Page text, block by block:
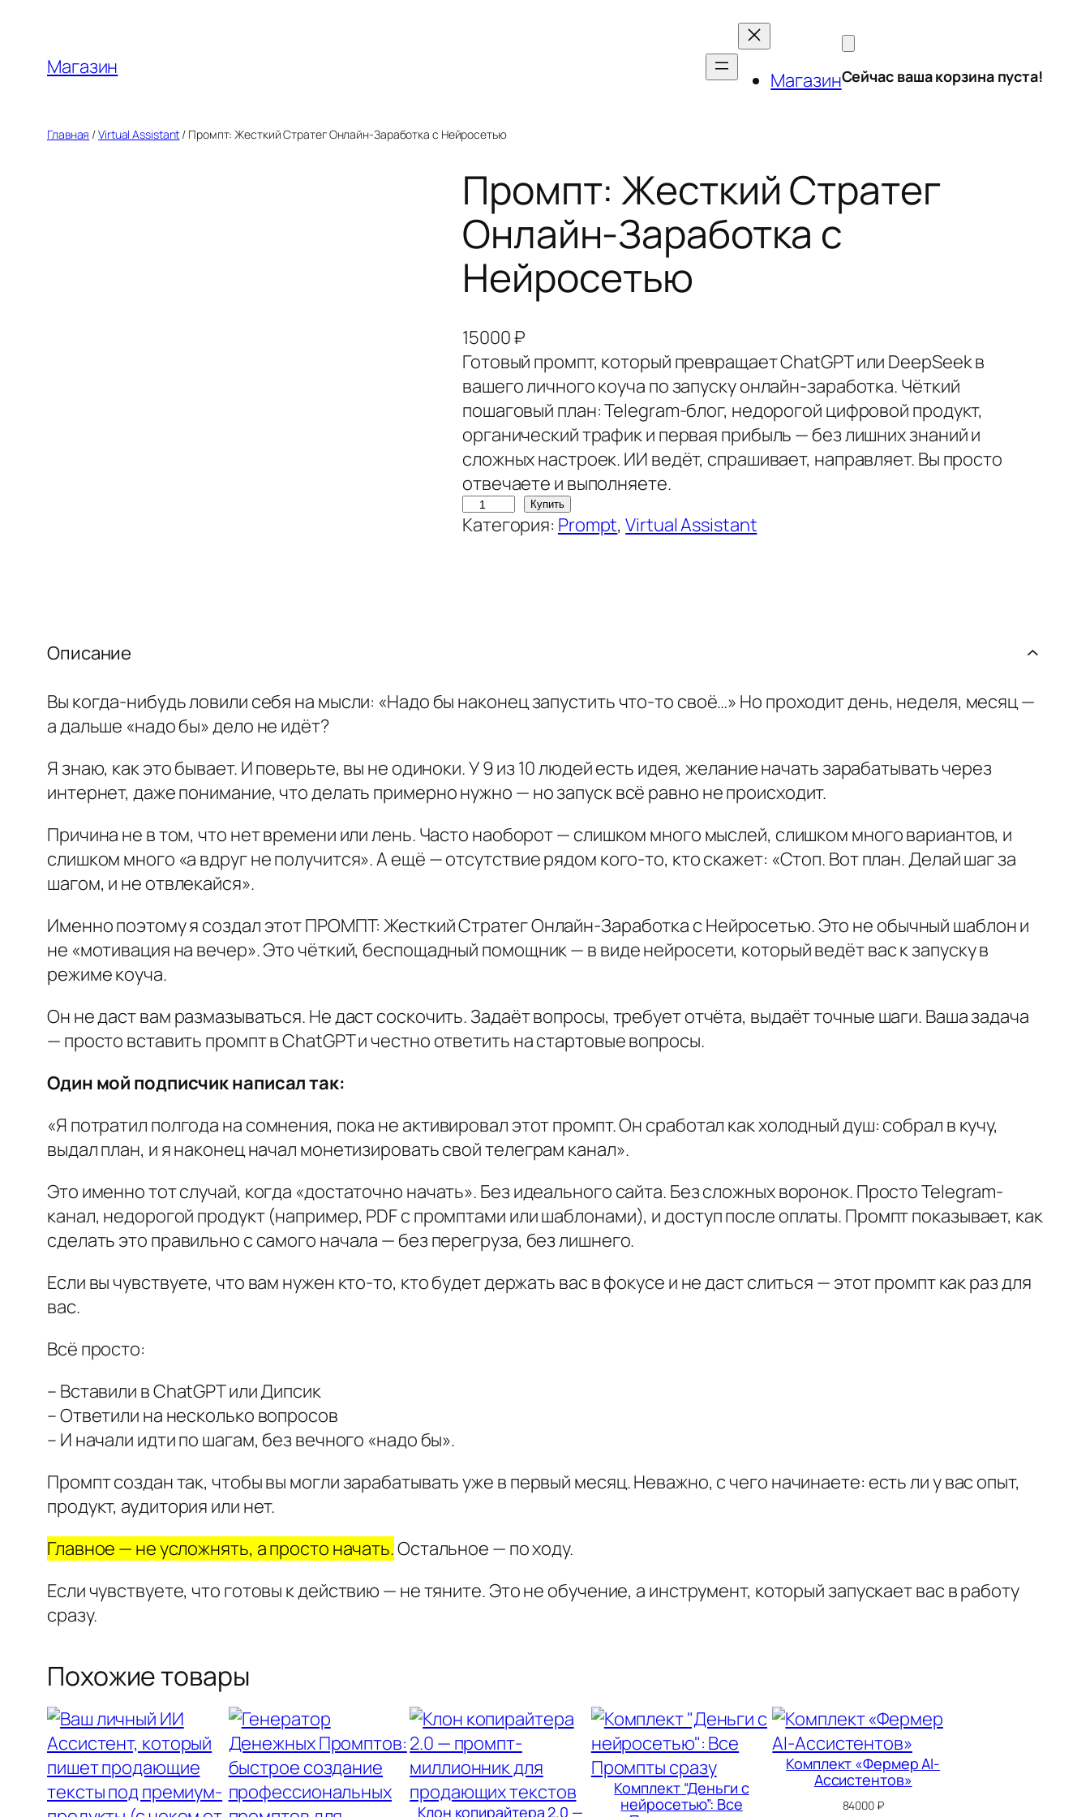
содержимому
Магазин
МагазинСейчас ваша корзина пуста!
Главная /Virtual Assistant / Промпт: Жесткий Стратег Онлайн-Заработка с Нейросетью
Промпт: Жесткий Стратег
Онлайн-Заработка с
Нейросетью
15000₽
Готовый промпт, который превращает ChatGPT или DeepSeek в
вашего личного коуча по запуску онлайн-заработка. Чёткий
пошаговый план: Telegram-блог, недорогой цифровой продукт,
органический трафик и первая прибыль — без лишних знаний и
сложных настроек. ИИ ведёт, спрашивает, направляет. Вы просто
отвечаете и выполняете.
К
о
в
о
в
р
а
р
о
т
:
с
т
к
и
й
С
р
а
-
а
т
к
а
с
Купить
Категория: Prompt, Virtual Assistant
Описание
Вы когда-нибудь ловили себя на мысли: «Надо бы наконец запустить что-то своё…» Но проходит день, неделя, месяц —
а дальше «надо бы» дело не идёт?
Я знаю, как это бывает. И поверьте, вы не одиноки. У 9 из 10 людей есть идея, желание начать зарабатывать через
интернет, даже понимание, что делать примерно нужно — но запуск всё равно не происходит.
Причина не в том, что нет времени или лень. Часто наоборот — слишком много мыслей, слишком много вариантов, и
слишком много «а вдруг не получится». А ещё — отсутствие рядом кого-то, кто скажет: «Стоп. Вот план. Делай шаг за
шагом, и не отвлекайся».
Именно поэтому я создал этот ПРОМПТ: Жесткий Стратег Онлайн-Заработка с Нейросетью. Это не обычный шаблон и
не «мотивация на вечер». Это чёткий, беспощадный помощник — в виде нейросети, который ведёт вас к запуску в
режиме коуча.
Он не даст вам размазываться. Не даст соскочить. Задаёт вопросы, требует отчёта, выдаёт точные шаги. Ваша задача
— просто вставить промпт в ChatGPT и честно ответить на стартовые вопросы.
Один мой подписчик написал так:
«Я потратил полгода на сомнения, пока не активировал этот промпт. Он сработал как холодный душ: собрал в кучу,
выдал план, и я наконец начал монетизировать свой телеграм канал».
Это именно тот случай, когда «достаточно начать». Без идеального сайта. Без сложных воронок. Просто Telegram-
канал, недорогой продукт (например, PDF с промптами или шаблонами), и доступ после оплаты. Промпт показывает, как
сделать это правильно с самого начала — без перегруза, без лишнего.
Если вы чувствуете, что вам нужен кто-то, кто будет держать вас в фокусе и не даст слиться — этот промпт как раз для
вас.
Всё просто:
– Вставили в ChatGPT или Дипсик
– Ответили на несколько вопросов
– И начали идти по шагам, без вечного «надо бы».
Промпт создан так, чтобы вы могли зарабатывать уже в первый месяц. Неважно, с чего начинаете: есть ли у вас опыт,
продукт, аудитория или нет.
Главное — не усложнять, а просто начать.Остальное — по ходу.
Если чувствуете, что готовы к действию — не тяните. Это не обучение, а инструмент, который запускает вас в работу
сразу.
Похожие товары
Клон копирайтера 2.0 —
Комплект “Деньги с
нейросетью”: Все
Комплект «Фермер AI-
Ассистентов»
84000 ₽